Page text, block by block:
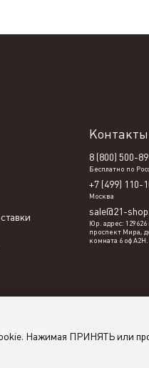
Контакты
8 (800) 500-
Бесплатно по
+7 (499) 110-
Москва
sale@21-
Юр. адрес: 129626
проспект Мира,
комната 6 оф А2Н.
Нажимая ПРИНЯТЬ или